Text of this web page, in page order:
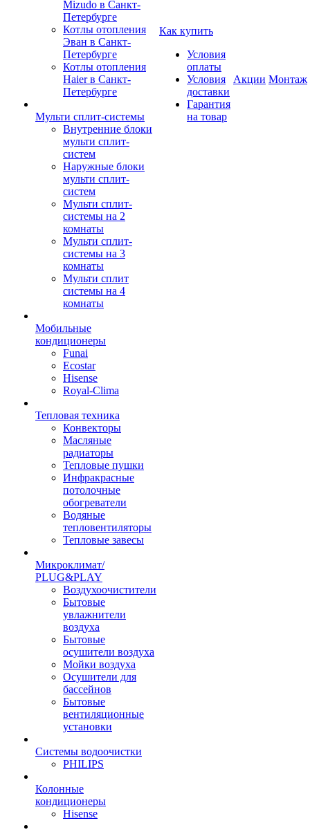
Mizudo в Санкт-
Петербурге
Котлы отопления
Эван в Санкт-
Петербурге
Котлы отопления
Haier в Санкт-
Петербурге
Мульти сплит-системы
Внутренние блоки
мульти сплит-
систем
Наружные блоки
мульти сплит-
систем
Мульти сплит-
системы на 2
комнаты
Мульти сплит-
системы на 3
комнаты
Мульти сплит
системы на 4
комнаты
Мобильные
кондиционеры
Funai
Ecostar
Hisense
Royal-Clima
Тепловая техника
Конвекторы
Масляные
радиаторы
Тепловые пушки
Инфракрасные
потолочные
обогреватели
Водяные
тепловентиляторы
Тепловые завесы
Микроклимат/
PLUG&PLAY
Воздухоочистители
Бытовые
увлажнители
воздуха
Бытовые
осушители воздуха
Мойки воздуха
Осушители для
бассейнов
Бытовые
вентиляционные
установки
Системы водоочистки
PHILIPS
Колонные
кондиционеры
Hisense
Как купить
Условия
оплаты
Условия
доставки
Гарантия
на товар
Акции Монтаж